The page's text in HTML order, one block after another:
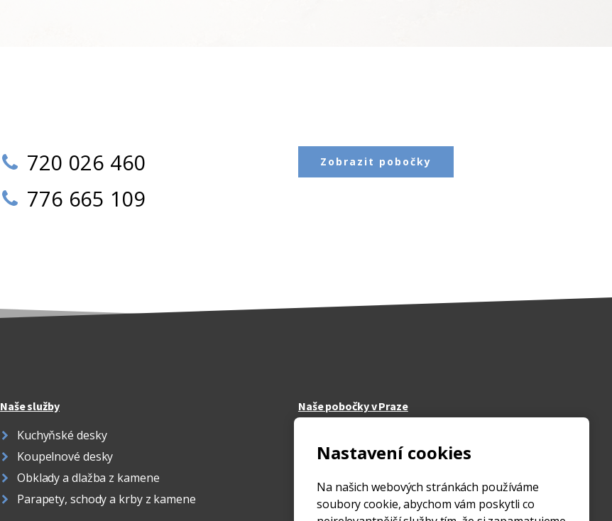
720 026 460
776 665 109
Zobrazit pobočky
Naše služby
Kuchyňské desky
Koupelnové desky
Obklady a dlažba z kamene
Parapety, schody a krby z kamene
Naše pobočky v Praze
Žižkov
Ďáblice
Nastavení cookies
Na našich webových stránkách používáme
soubory cookie, abychom vám poskytli co